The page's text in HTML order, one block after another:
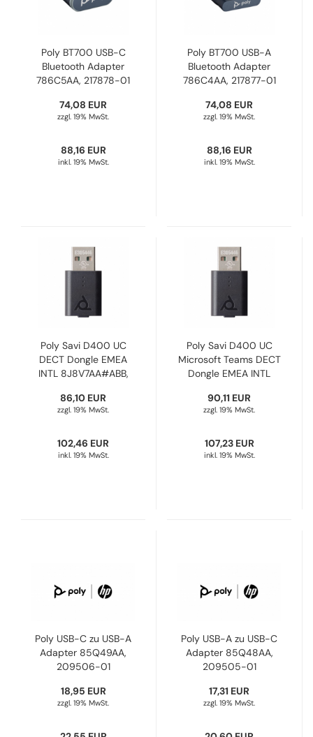
Poly BT700 USB-C
Bluetooth Adapter
786C5AA, 217878-01
74,08 EUR
zzgl. 19% MwSt.
88,16 EUR
inkl. 19% MwSt.
Poly BT700 USB-A
Bluetooth Adapter
786C4AA, 217877-01
74,08 EUR
zzgl. 19% MwSt.
88,16 EUR
inkl. 19% MwSt.
Poly Savi D400 UC
DECT Dongle EMEA
INTL 8J8V7AA#ABB,
86,10 EUR
zzgl. 19% MwSt.
102,46 EUR
inkl. 19% MwSt.
Poly Savi D400 UC
Microsoft Teams DECT
Dongle EMEA INTL
221002-205
90,11 EUR
zzgl. 19% MwSt.
107,23 EUR
inkl. 19% MwSt.
Poly USB-C zu USB-A
Adapter 85Q49AA,
209506-01
18,95 EUR
zzgl. 19% MwSt.
Poly USB-A zu USB-C
Adapter 85Q48AA,
209505-01
17,31 EUR
zzgl. 19% MwSt.